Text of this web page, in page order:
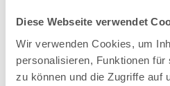
Diese Webseite verwendet
Wir verwenden Cookies, um
personalisieren, Funktionen
zu können und die Zugriffe auf
sandfarbenerPVC-Poolfolie 0,8 mm mit
Bodenschienen aus Kunststoff in grau.
Als PLUS-Setinkl.: